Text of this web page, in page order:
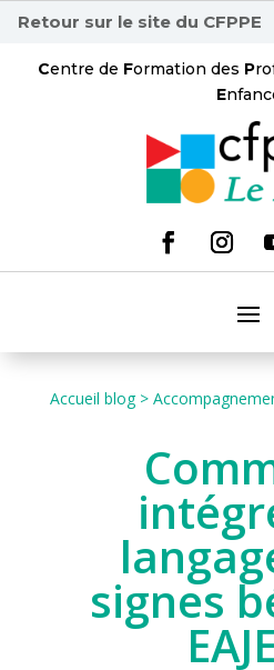
Retour sur le site du CFPPE
Centre de Formation des P
E
Accueil blog >
signes